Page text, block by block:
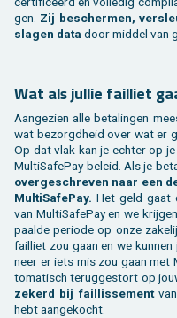
gen. Zij be­scher­men,
sla­gen data door mid­del van
Wat als jul­lie fail­liet
Aan­ge­zien alle be­ta­lin­gen
wat be­zorgd­heid over wat er
Op dat vlak kan je ech­ter op
Mul­ti­Sa­fe­Pay-be­leid. Als je
over­ge­schre­ven naar een
Mul­ti­Sa­fe­Pay. Het geld gaat
van Mul­ti­Sa­fe­Pay en we
paal­de pe­ri­o­de op onze
fail­liet zou gaan en we
neer er iets mis zou gaan
to­ma­tisch te­rug­ge­stort op
ze­kerd bij fail­lis­se­ment
hebt aan­ge­kocht.